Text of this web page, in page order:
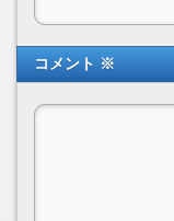
コメント ※